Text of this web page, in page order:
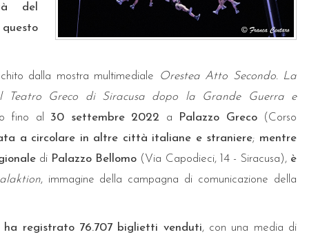
del
dalla mostra multimediale
Orestea Atto Secondo. La
Teatro Greco di Siracusa dopo la Grande Guerra e
fino al 30 settembre 2022 a Palazzo Greco(Corso
a circolare in altre città italiane e straniere; mentre
di Palazzo Bellomo (Via Capodieci, 14 - Siracusa), è
, immagine della campagna di comunicazione della
registrato 76.707 biglietti venduti, con una media di